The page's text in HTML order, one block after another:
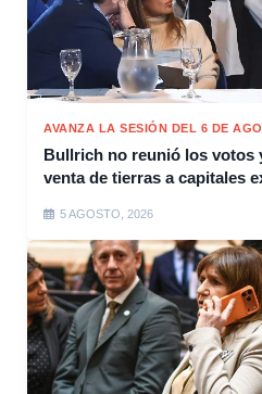
AVANZA LA SESIÓN DEL 6 DE
Bullrich no reunió los votos
venta de tierras a capitales
5 AGOSTO, 2026